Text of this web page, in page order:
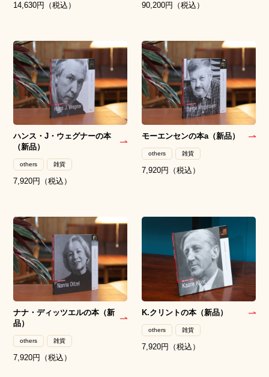
14,630円（税込） 90,200円（税込）
ハンス・J・ウェグナーの本
（新品）
others 雑貨
7,920円（税込）
モーエンセンの本a（新品）
others 雑貨
7,920円（税込）
ナナ・ディッツエルの本（新
品）
others 雑貨
7,920円（税込）
K.クリントの本（新品）
others 雑貨
7,920円（税込）